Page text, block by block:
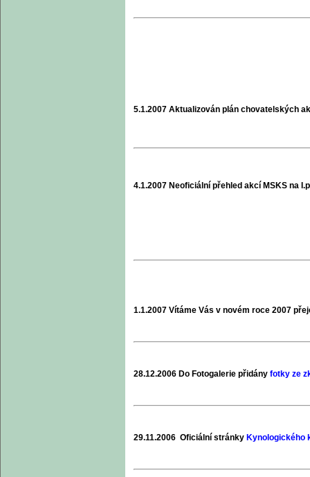
5.1.2007 Aktualizován plán chovatelských
4.1.2007 Neoficiální přehled akcí MSKS na
1.1.2007 Vítáme Vás v novém roce 2007
28.12.2006 Do Fotogalerie přidány fotky ze
29.11.2006 Oficiální stránky Kynologického